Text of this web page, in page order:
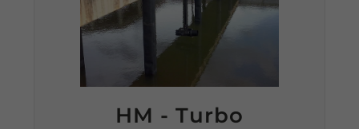
HM - Turbo